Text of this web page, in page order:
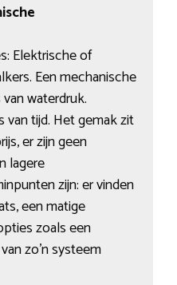
Elektrische of
Een mechanische
waterdruk.
van tijd. Het gemak zit
er zijn geen
lagere
zijn: er vinden
een matige
zoals een
zo’n systeem